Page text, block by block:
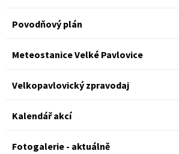
Povodňový plán
Meteostanice Velké Pavlovice
Velkopavlovický zpravodaj
Kalendář akcí
Fotogalerie - aktuálně